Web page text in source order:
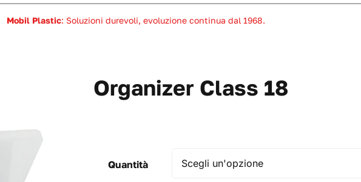
Mobil Plastic: Soluzioni durevoli, evoluzione continua dal 1968.
Organizer Class 18
Quantità